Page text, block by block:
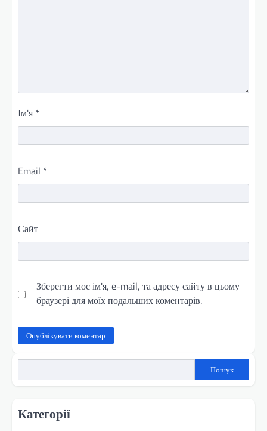
Ім'я *
Email *
Сайт
Зберегти моє ім'я, e-mail, та адресу сайту в цьому
браузері для моїх подальших коментарів.
Пошук
Категорії